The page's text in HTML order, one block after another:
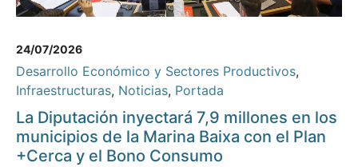
24/07/2026
Desarrollo Económico y Sectores Productivos,
Infraestructuras, Noticias, Portada
La Diputación inyectará 7,9 millones en los
municipios de la Marina Baixa con el Plan
+Cerca y el Bono Consumo